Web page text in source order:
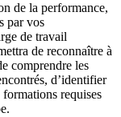
de la performance,
par vos
de travail
de reconnaître à
comprendre les
d’identifier
requises